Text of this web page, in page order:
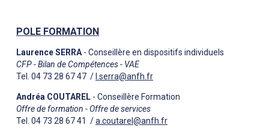
POLE FORMATION
Laurence SERRA - Conseillère en dispositifs individuels
CFP - Bilan de Compétences - VAE
Tel. 04 73 28 67 47 / l.serra@anfh.fr
Andréa COUTAREL - Conseillère Formation
Offre de formation - Offre de services
Tel. 04 73 28 67 41 /a.coutarel@anfh.fr